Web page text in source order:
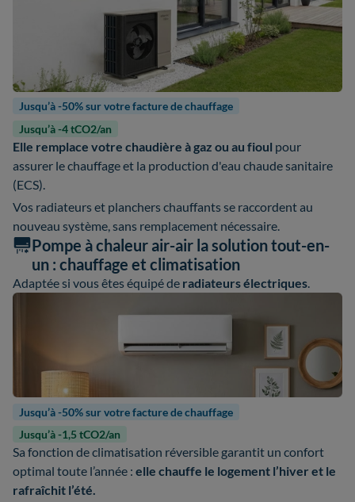
Jusqu’à -50% sur votre facture de chauffage
Jusqu’à -4 tCO2/an
Elle remplace votre chaudière à gaz ou au fioul pour
assurer le chauffage et la production d'eau chaude sanitaire
(ECS).
Vos radiateurs et planchers chauffants se raccordent au
nouveau système, sans remplacement nécessaire.
Pompe à chaleur air-air la solution tout-en-
un : chauffage et climatisation
Adaptée si vous êtes équipé de radiateurs électriques
Jusqu’à -50% sur votre facture de chauffage
Jusqu’à -1,5 tCO2/an
Sa fonction de climatisation réversible garantit un confort
optimal toute l’année : elle chauffe le logement l’hiver et le
rafraîchit l’été.